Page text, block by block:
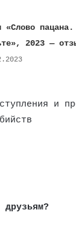
«Слово
2023 —
и
друзьям?